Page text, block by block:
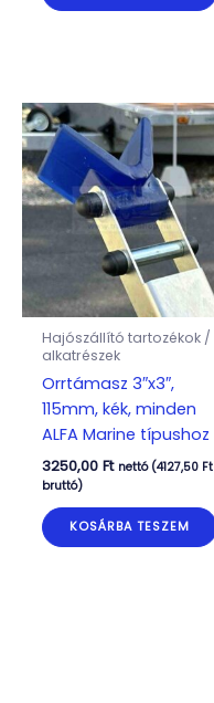
Hajószállító tartozékok /
alkatrészek
Orrtámasz 3″x3″,
115mm, kék, minden
ALFA Marine típushoz
3250,00 Ft nettó (4127,50 Ft
bruttó)
KOSÁRBA TESZEM